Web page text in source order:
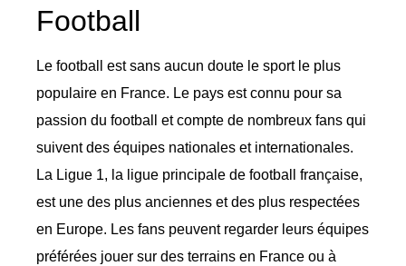
Football
Le football est sans aucun doute le sport le plus
populaire en France. Le pays est connu pour sa
passion du football et compte de nombreux fans qui
suivent des équipes nationales et internationales.
La Ligue 1, la ligue principale de football française,
est une des plus anciennes et des plus respectées
en Europe. Les fans peuvent regarder leurs équipes
préférées jouer sur des terrains en France ou à